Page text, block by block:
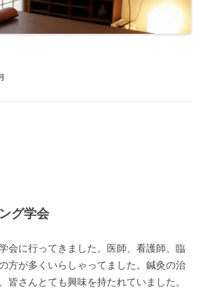
グ学会
会に行ってきました。医師、看護師、臨
方が多くいらしゃってました。鍼灸の治
皆さんとても興味を持たれていました。